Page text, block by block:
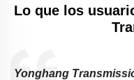
Lo que los
Yonghang